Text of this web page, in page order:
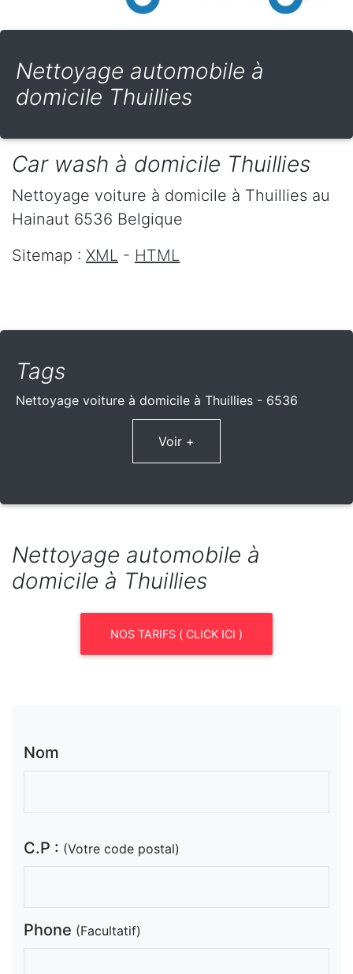
Nettoyage automobile à
domicile Thuillies
Car wash à domicile Thuillies
Nettoyage voiture à domicile à Thuillies au
Hainaut 6536 Belgique
Sitemap : XML - HTML
Tags
Nettoyage voiture à domicile à Thuillies - 6536
Voir +
Nettoyage automobile à
domicile à Thuillies
NOS TARIFS ( CLICK ICI )
Nom
C.P : (Votre code postal)
Phone (Facultatif)